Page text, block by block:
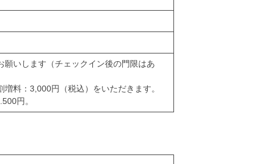
願いします（チェックイン後の門限はあ
料：3,000円（税込）をいただきます。
円。